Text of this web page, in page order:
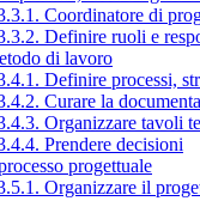
Coordinatore di
Definire ruoli e
di lavoro
Definire processi,
Curare la
Organizzare tavoli
Prendere decisioni
progettuale
Organizzare il